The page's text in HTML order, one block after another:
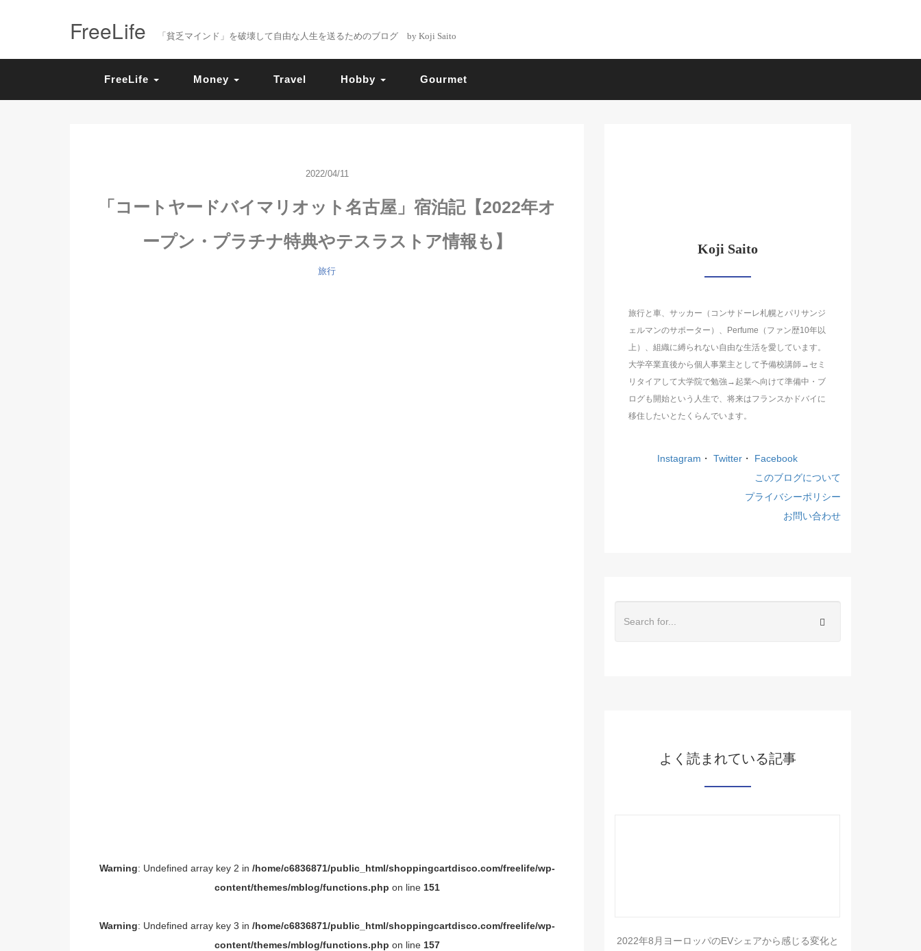
FreeLife 「貧乏マインド」を破壊して自由な人生を送るためのブログ by Koji Saito
FreeLife Money Travel Hobby Gourmet
2022/04/11
「コートヤードバイマリオット名古屋」宿泊記【2022年オ
ープン・プラチナ特典やテスラストア情報も】
旅行
Warning: Undefined array key 2 in /home/c6836871/public_html/shoppingcartdisco.com/freelife/wp-
content/themes/mblog/functions.php on line 151
Warning: Undefined array key 3 in /home/c6836871/public_html/shoppingcartdisco.com/freelife/wp-
content/themes/mblog/functions.php on line 157
Koji Saito
旅行と車、サッカー（コンサドーレ札幌とパリサンジ
ェルマンのサポーター）、Perfume（ファン歴10年以
上）、組織に縛られない自由な生活を愛しています。
大学卒業直後から個人事業主として予備校講師→セミ
リタイアして大学院で勉強→起業へ向けて準備中・ブ
ログも開始という人生で、将来はフランスかドバイに
移住したいとたくらんでいます。
Instagram ・ Twitter ・
Facebook
このブログについて
プライバシーポリシー
お問い合わせ
よく読まれている記事
2022年8月ヨーロッパのEVシェアから感じる変化と